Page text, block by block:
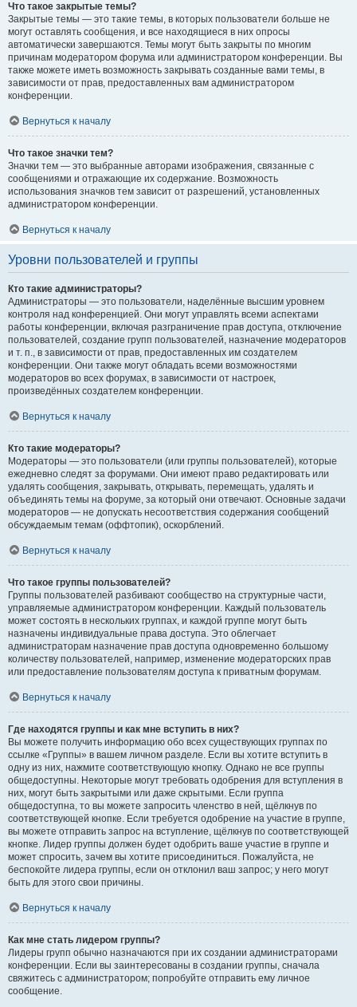
Что такое закрытые темы?
Закрытые темы — это такие темы, в которых пользователи больше не
могут оставлять сообщения, и все находящиеся в них опросы
автоматически завершаются. Темы могут быть закрыты по многим
причинам модератором форума или администратором конференции. Вы
также можете иметь возможность закрывать созданные вами темы, в
зависимости от прав, предоставленных вам администратором
конференции.
Вернуться к началу
Что такое значки тем?
Значки тем — это выбранные авторами изображения, связанные с
сообщениями и отражающие их содержание. Возможность
использования значков тем зависит от разрешений, установленных
администратором конференции.
Вернуться к началу
Уровни пользователей и группы
Кто такие администраторы?
Администраторы — это пользователи, наделённые высшим уровнем
контроля над конференцией. Они могут управлять всеми аспектами
работы конференции, включая разграничение прав доступа, отключение
пользователей, создание групп пользователей, назначение модераторов
и т. п., в зависимости от прав, предоставленных им создателем
конференции. Они также могут обладать всеми возможностями
модераторов во всех форумах, в зависимости от настроек,
произведённых создателем конференции.
Вернуться к началу
Кто такие модераторы?
Модераторы — это пользователи (или группы пользователей), которые
ежедневно следят за форумами. Они имеют право редактировать или
удалять сообщения, закрывать, открывать, перемещать, удалять и
объединять темы на форуме, за который они отвечают. Основные задачи
модераторов — не допускать несоответствия содержания сообщений
обсуждаемым темам (оффтопик), оскорблений.
Вернуться к началу
Что такое группы пользователей?
Группы пользователей разбивают сообщество на структурные части,
управляемые администратором конференции. Каждый пользователь
может состоять в нескольких группах, и каждой группе могут быть
назначены индивидуальные права доступа. Это облегчает
администраторам назначение прав доступа одновременно большому
количеству пользователей, например, изменение модераторских прав
или предоставление пользователям доступа к приватным форумам.
Вернуться к началу
Где находятся группы и как мне вступить в них?
Вы можете получить информацию обо всех существующих группах по
ссылке «Группы» в вашем личном разделе. Если вы хотите вступить в
одну из них, нажмите соответствующую кнопку. Однако не все группы
общедоступны. Некоторые могут требовать одобрения для вступления в
них, могут быть закрытыми или даже скрытыми. Если группа
общедоступна, то вы можете запросить членство в ней, щёлкнув по
соответствующей кнопке. Если требуется одобрение на участие в группе,
вы можете отправить запрос на вступление, щёлкнув по соответствующей
кнопке. Лидер группы должен будет одобрить ваше участие в группе и
может спросить, зачем вы хотите присоединиться. Пожалуйста, не
беспокойте лидера группы, если он отклонил ваш запрос; у него могут
быть для этого свои причины.
Вернуться к началу
Как мне стать лидером группы?
Лидеры групп обычно назначаются при их создании администраторами
конференции. Если вы заинтересованы в создании группы, сначала
свяжитесь с администратором; попробуйте отправить ему личное
сообщение.